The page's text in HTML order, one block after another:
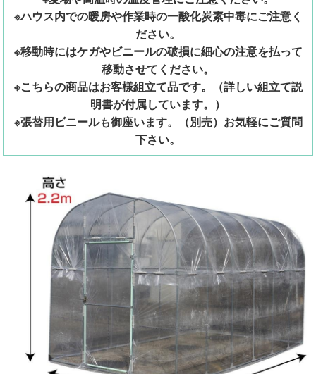
※ハウス内での暖房や作業時の一酸化炭素中毒にご注意く
ださい。
※移動時にはケガやビニールの破損に細心の注意を払って
移動させてください。
※こちらの商品はお客様組立て品です。（詳しい組立て説
明書が付属しています。）
※張替用ビニールも御座います。（別売）お気軽にご質問
下さい。